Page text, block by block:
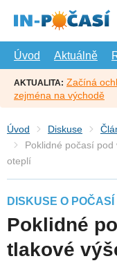
hlavní
Úvod
Aktuálně
AKTUALITA: Začíná
zejména na východě
Úvod Diskuse
Poklidné počasí
oteplí
DISKUSE O POČASÍ
Poklidné
tlakové